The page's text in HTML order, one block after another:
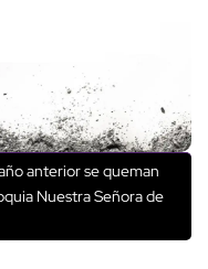
anterior se queman
Nuestra Señora de